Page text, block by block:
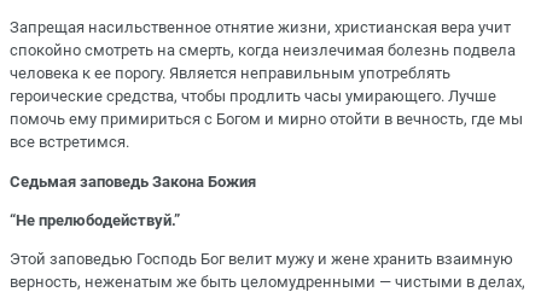
Запрещая насильственное отнятие жизни, христианская вера учит
спокойно смотреть на смерть, когда неизлечимая болезнь подвела
человека к ее порогу. Является неправильным употреблять
героические средства, чтобы продлить часы умирающего. Лучше
помочь ему примириться с Богом и мирно отойти в вечность, где мы
все встретимся.
Седьмая заповедь Закона Божия
“Не прелюбодействуй.”
Этой заповедью Господь Бог велит мужу и жене хранить взаимную
верность, неженатым же быть целомудренными — чистыми в делах,